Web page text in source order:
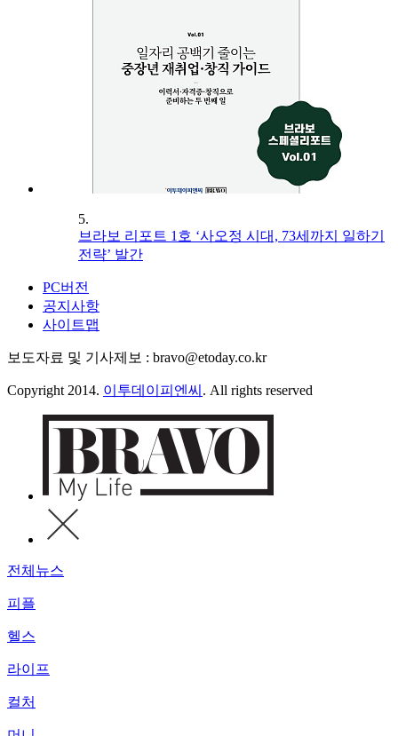
5.
브라보 리포트 1호 ‘사오정 시대, 73세까지 일하기
전략’ 발간
PC버전
공지사항
사이트맵
보도자료 및 기사제보 : bravo@etoday.co.kr
Copyright 2014. 이투데이피엔씨 . All rights reserved
전체뉴스
피플
헬스
라이프
컬처